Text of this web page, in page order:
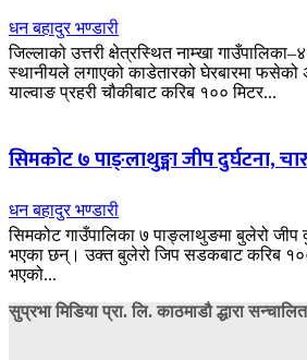
धन बहादुर भण्डारी
जिल्लाको उत्तरी क्षेत्रस्थित नाम्खा
स्थानीयले लगाएको काडेतारको घेरबारमा
याल्वाङ प्रहरी चौकीबाट करिब १०० मिटर...
सिमकोट ७ पाङ्लाथुङ्मा जीप दुर्घटना,
धन बहादुर भण्डारी
सिमकोट गाउँपालिका ७ पाङ्लाथुङमा बुलेरो जीप
भएका छन्। उक्त बुलेरो जिप सडकबाट करिब
भएको...
सुप्रभा मिडिया प्रा. लि. काठमाडौ द्धारा सन्चालित